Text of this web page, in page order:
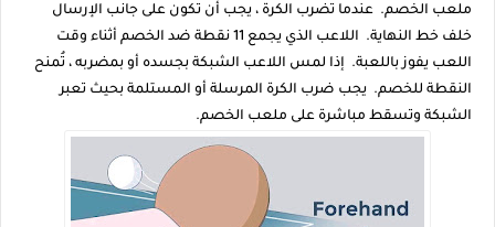
ملعب الخصم. عندما تضرب الكرة ، يجب أن تكون على جانب الإرسال
خلف خط النهاية. اللاعب الذي يجمع 11 نقطة ضد الخصم أثناء وقت
اللعب يفوز باللعبة. إذا لمس اللاعب الشبكة بجسده أو بمضربه ، تُمنح
النقطة للخصم. يجب ضرب الكرة المرسلة أو المستلمة بحيث تعبر
الشبكة وتسقط مباشرة على ملعب الخصم.